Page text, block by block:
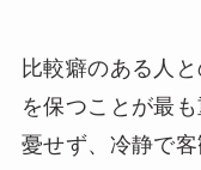
比較癖のある人
を保つことが最
憂せず、冷静で